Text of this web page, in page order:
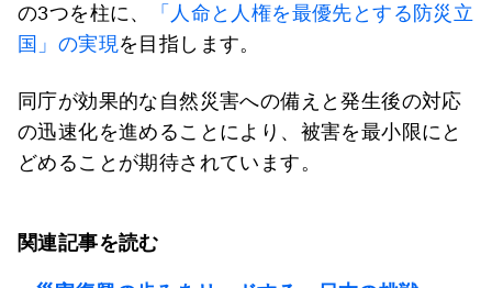
の3つを柱に、
「人命と人権を最優先とする防災立
国」の実現を目指します。
同庁が効果的な自然災害への備えと発生後の対応
の迅速化を進めることにより、被害を最小限にと
どめることが期待されています。
関連記事を読む